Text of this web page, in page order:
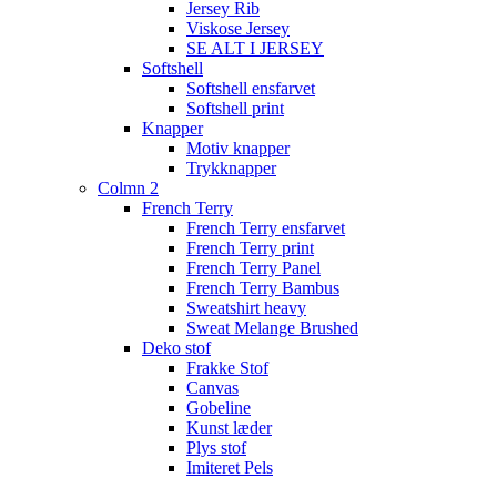
Jersey Rib
Viskose Jersey
SE ALT I JERSEY
Softshell
Softshell ensfarvet
Softshell print
Knapper
Motiv knapper
Trykknapper
Colmn 2
French Terry
French Terry ensfarvet
French Terry print
French Terry Panel
French Terry Bambus
Sweatshirt heavy
Sweat Melange Brushed
Deko stof
Frakke Stof
Canvas
Gobeline
Kunst læder
Plys stof
Imiteret Pels